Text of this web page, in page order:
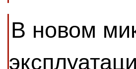
В новом